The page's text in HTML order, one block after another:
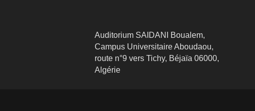
Auditorium SAIDANI Boualem,
Campus Universitaire Aboudaou,
route n°9 vers Tichy, Béjaïa 06000,
Algérie